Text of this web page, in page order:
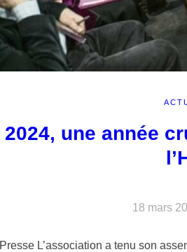
2024, une année
18 mars
Presse L’association a tenu son